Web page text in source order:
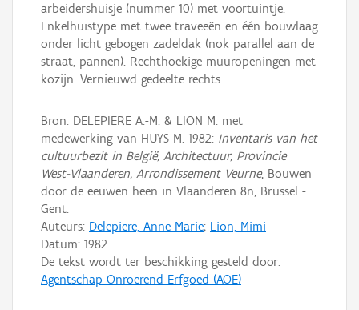
arbeidershuisje (nummer 10) met voortuintje.
Enkelhuistype met twee traveeën en één bouwlaag
onder licht gebogen zadeldak (nok parallel aan de
straat, pannen). Rechthoekige muuropeningen met
kozijn. Vernieuwd gedeelte rechts.
Bron: DELEPIERE A.-M. & LION M. met
medewerking van HUYS M. 1982: Inventaris van het
cultuurbezit in België, Architectuur, Provincie
West-Vlaanderen, Arrondissement Veurne, Bouwen
door de eeuwen heen in Vlaanderen 8n, Brussel -
Gent.
Auteurs: Delepiere, Anne Marie; Lion, Mimi
Datum: 1982
De tekst wordt ter beschikking gesteld door:
Agentschap Onroerend Erfgoed (AOE)